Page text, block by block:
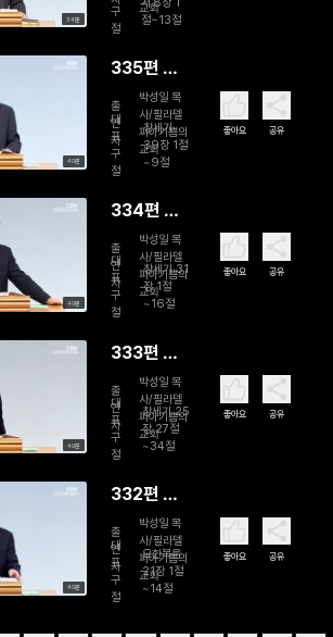
34분
교회
구
절
서 8장 1
절~13절
40분
335편 역
경과 형통
출
연
자
박성일 목
사/필라델
피아기쁨의
교회
대
표
구
절
창세기
39장 1절
~9절
좋아요 공유
40분
334편 돌
아가라!
출
연
자
박성일 목
사/필라델
피아기쁨의
교회
대
표
구
절
창세기 31
장 1절
~16절
좋아요 공유
40분
333편 장
자의 명분
출
연
자
박성일 목
사/필라델
피아기쁨의
교회
대
표
구
절
창세기 25
장 27절
~34절
좋아요 공유
40분
332편 와
서 조반을
먹으라
출
연
자
박성일 목
사/필라델
피아기쁨의
교회
대
표
구
절
요한복음
21장 1절
~14절
좋아요 공유